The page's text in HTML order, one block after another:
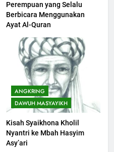
Perempuan yang Selalu
Berbicara Menggunakan
Ayat Al-Quran
ANGKRING
DAWUH MASYAYIKH
Kisah Syaikhona Kholil
Nyantri ke Mbah Hasyim
Asy’ari
Jumat: Bulan
Bulan Bersejarah
Jumat: Mengapa Orang
Tak Akan Pernah